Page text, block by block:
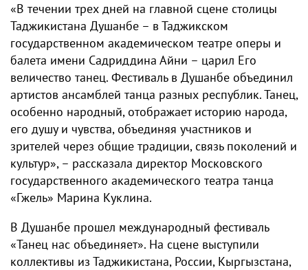
«В течении трех дней на главной сцене столицы
Таджикистана Душанбе – в Таджикском
государственном академическом театре оперы и
балета имени Садриддина Айни – царил Его
величество танец. Фестиваль в Душанбе объединил
артистов ансамблей танца разных республик. Танец,
особенно народный, отображает историю народа,
его душу и чувства, объединяя участников и
зрителей через общие традиции, связь поколений и
культур», – рассказала директор Московского
государственного академического театра танца
«Гжель» Марина Куклина.
В Душанбе прошел международный фестиваль
«Танец нас объединяет». На сцене выступили
коллективы из Таджикистана, России, Кыргызстана,